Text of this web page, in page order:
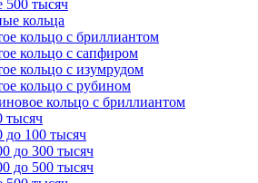
500 тысяч
кольца
кольцо с бриллиантом
кольцо с сапфиром
кольцо с изумрудом
кольцо с рубином
кольцо с бриллиантом
тысяч
до 100 тысяч
до 300 тысяч
до 500 тысяч